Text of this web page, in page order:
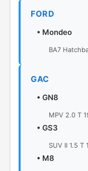
FORD
• Mondeo
BA7
GAC
• GN8
MPV 2.0 T
• GS3
SUV II 1.5 T
• M8